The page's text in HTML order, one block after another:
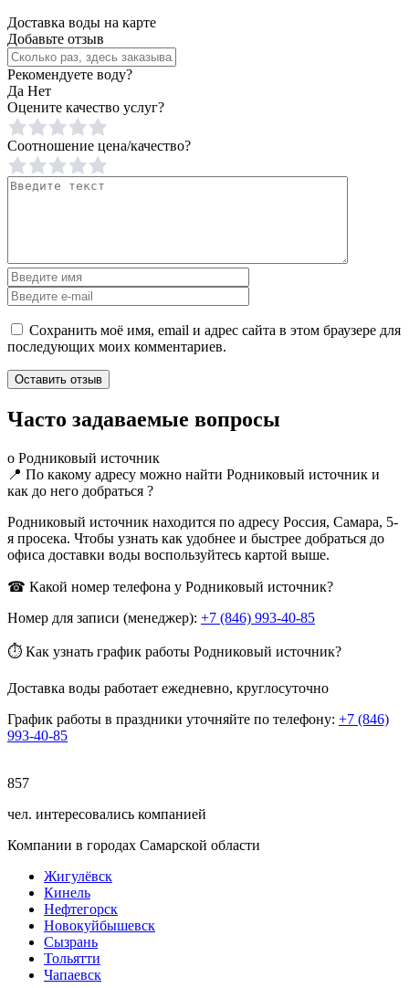
Доставка воды на карте
Добавьте отзыв
Рекомендуете воду?
Да Нет
Оцените качество услуг?
Соотношение цена/качество?
Сохранить моё имя, email и адрес сайта в этом браузере для
последующих моих комментариев.
Часто задаваемые вопросы
о Родниковый источник
📍 По какому адресу можно найти Родниковый источник и
как до него добраться ?
Родниковый источник находится по адресу Россия, Самара, 5-
я просека. Чтобы узнать как удобнее и быстрее добраться до
офиса доставки воды воспользуйтесь картой выше.
☎ Какой номер телефона у Родниковый источник?
Номер для записи (менеджер): +7 (846) 993-40-85
⏱ Как узнать график работы Родниковый источник?
Доставка воды работает ежедневно, круглосуточно
График работы в праздники уточняйте по телефону: +7 (846)
993-40-85
857
чел. интересовались компанией
Компании в городах Самарской области
Жигулёвск
Кинель
Нефтегорск
Новокуйбышевск
Сызрань
Тольятти
Чапаевск